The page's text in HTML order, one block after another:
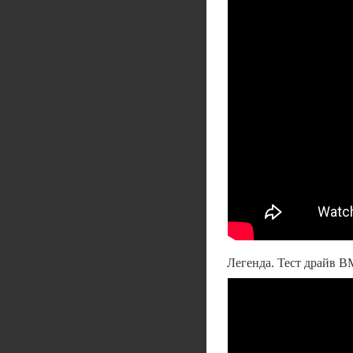
Легенда. Тест драйв